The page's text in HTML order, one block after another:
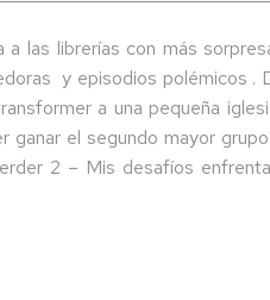
las librerías con más
y episodios polémicos .
a una pequeña
el segundo mayor
2 – Mis desafíos